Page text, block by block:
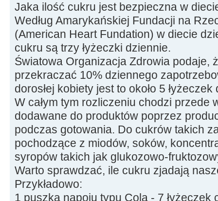
Jaka ilość cukru jest bezpieczna w
Według Amarykańskiej Fundacji na
(American Heart Fundation) w diecie
cukru są trzy łyżeczki dziennie.
Światowa Organizacja Zdrowia podaje,
przekraczać 10% dziennego
dorosłej kobiety jest to około 5 łyżeczek
W całym tym rozliczeniu chodzi przede
dodawane do produktów poprzez
podczas gotowania. Do cukrów takich
pochodzące z miodów, soków,
syropów takich jak glukozowo-
Warto sprawdzać, ile cukru zjadają
Przykładowo:
1 puszka napoju typu Cola - 7 łyżeczek